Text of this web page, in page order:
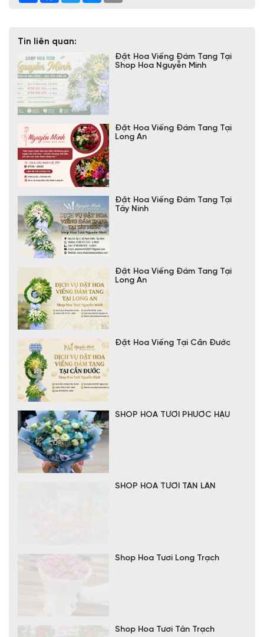
Tin liên quan:
Đặt Hoa Viếng Đám Tang Tại
Shop Hoa Nguyễn Minh
Đặt Hoa Viếng Đám Tang Tại
Long An
Đặt Hoa Viếng Đám Tang Tại
Tây Ninh
Đặt Hoa Viếng Đám Tang Tại
Long An
Đặt Hoa Viếng Tại Cần Đước
SHOP HOA TƯƠI PHƯỚC HẬU
SHOP HOA TƯƠI TÂN LÂN
Shop Hoa Tươi Long Trạch
Shop Hoa Tươi Tân Trạch